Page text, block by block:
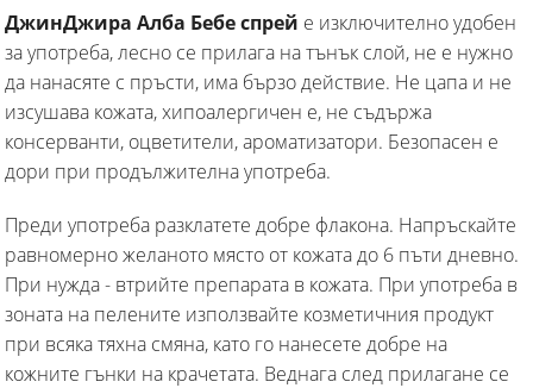
ДжинДжира Алба Бебе спрей е изключително удобен
за употреба, лесно се прилага на тънък слой, не е нужно
да нанасяте с пръсти, има бързо действие. Не цапа и не
изсушава кожата, хипоалергичен е, не съдържа
консерванти, оцветители, ароматизатори. Безопасен е
дори при продължителна употреба.
Преди употреба разклатете добре флакона. Напръскайте
равномерно желаното място от кожата до 6 пъти дневно.
При нужда - втрийте препарата в кожата. При употреба в
зоната на пелените използвайте козметичния продукт
при всяка тяхна смяна, като го нанесете добре на
кожните гънки на крачетата. Веднага след прилагане се